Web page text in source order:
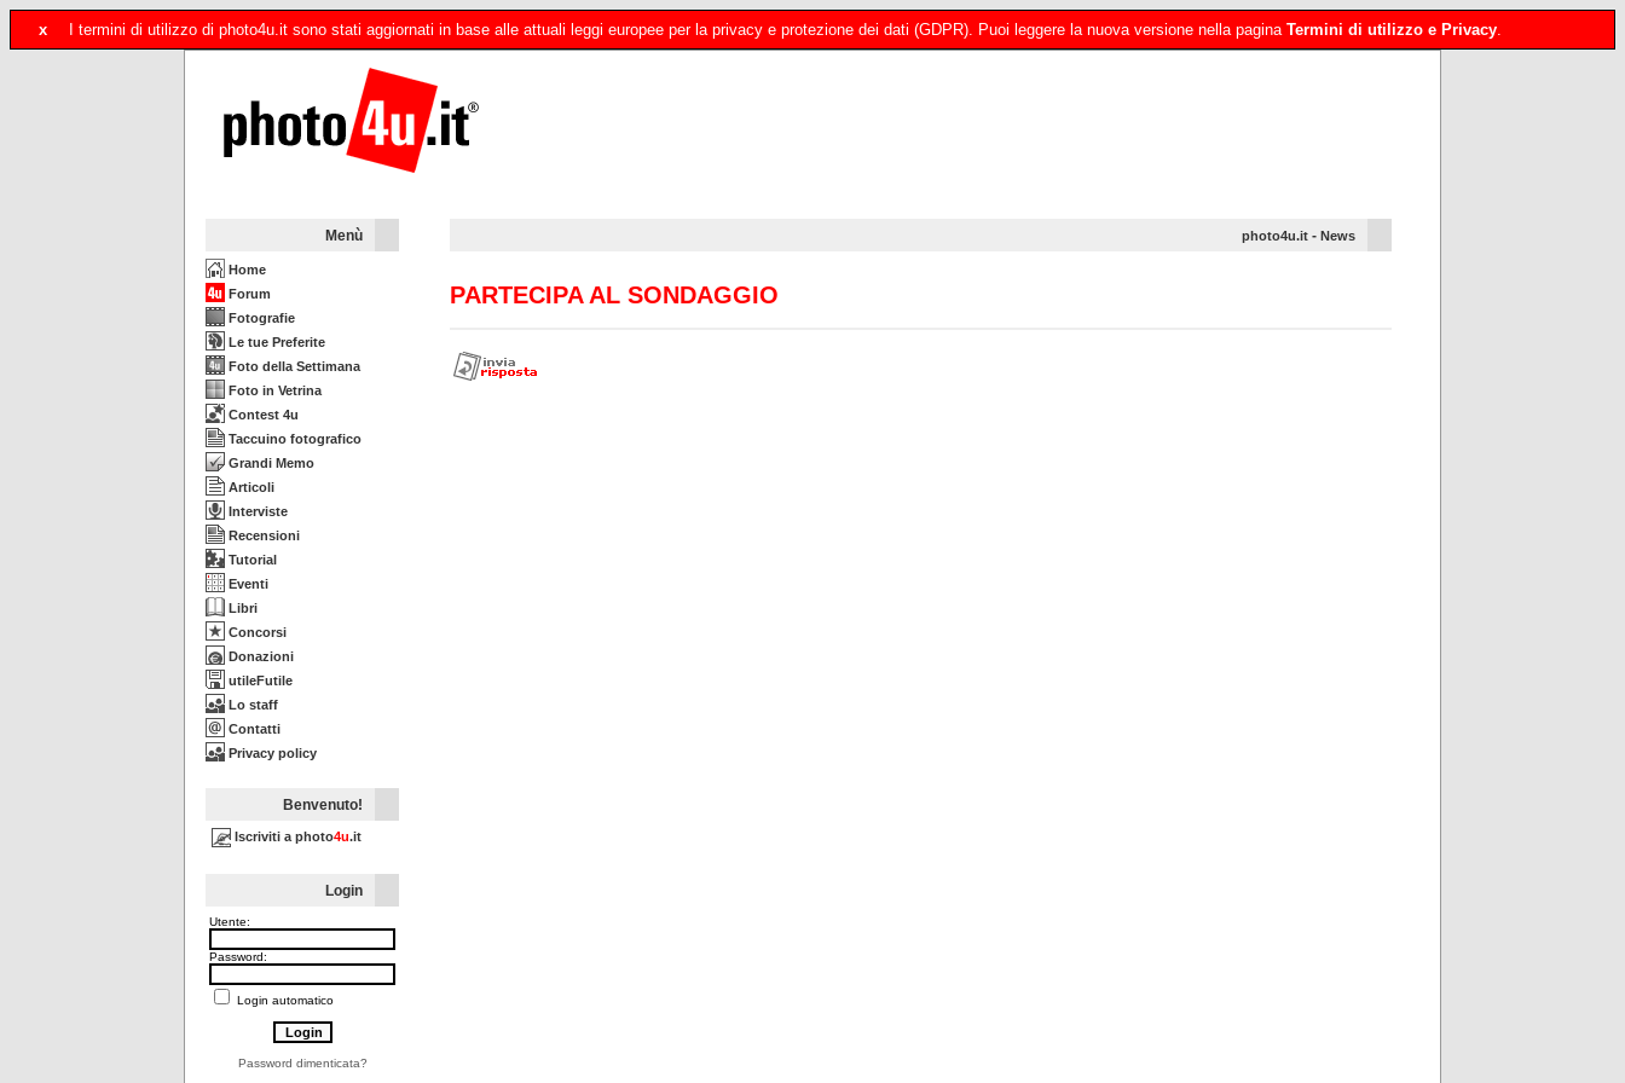
x I termini di utilizzo di photo4u.it sono stati aggiornati in base alle attuali leggi europee per la privacy e protezione dei dati (GDPR). Puoi leggere la nuova versione nella pagina Termini di utilizzo e Privacy.
Menù
Home
Forum
Fotografie
Le tue Preferite
Foto della Settimana
Foto in Vetrina
Contest 4u
Taccuino fotografico
Grandi Memo
Articoli
Interviste
Recensioni
Tutorial
Eventi
Libri
Concorsi
Donazioni
utileFutile
Lo staff
Contatti
Privacy policy
Benvenuto!
Iscriviti a photo4u.it
Login
Utente:
Password:
Login automatico
Password dimenticata?
photo4u.it - News
PARTECIPA AL SONDAGGIO